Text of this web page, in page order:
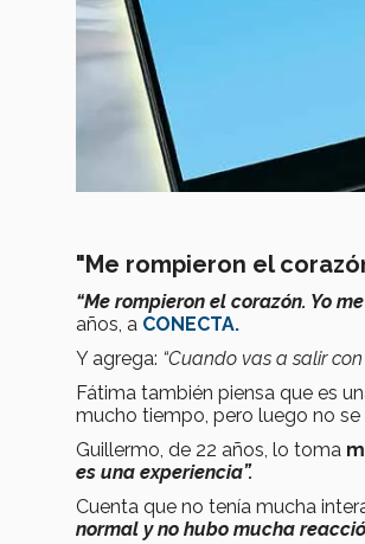
"Me rompieron el
“Me rompieron el corazón. Yo
años, a CONECTA.
Y agrega: “Cuando vas a salir
Fátima también piensa que es
mucho tiempo, pero luego no
Guillermo, de 22 años, lo toma
es una experiencia”.
Cuenta que no tenía mucha
normal y no hubo mucha